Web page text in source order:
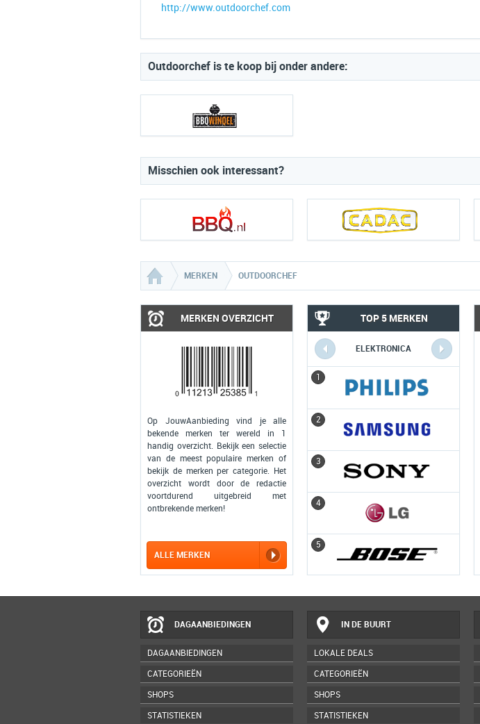
http://www.outdoorchef.com
Outdoorchef is te koop bij onder andere:
Misschien ook interessant?
MERKEN OUTDOORCHEF
MERKEN OVERZICHT
Op JouwAanbieding vind je alle
bekende merken ter wereld in 1
handig overzicht. Bekijk een selectie
van de meest populaire merken of
bekijk de merken per categorie. Het
overzicht wordt door de redactie
voortdurend uitgebreid met
ontbrekende merken!
ALLE MERKEN
TOP 5 MERKEN
ELEKTRONICA
1
2
3
4
5
DAGAANBIEDINGEN
DAGAANBIEDINGEN
CATEGORIEËN
SHOPS
STATISTIEKEN
IN DE BUURT
LOKALE DEALS
CATEGORIEËN
SHOPS
STATISTIEKEN